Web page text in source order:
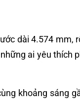
dài 4.574 mm,
ai yêu thích
khoảng sáng